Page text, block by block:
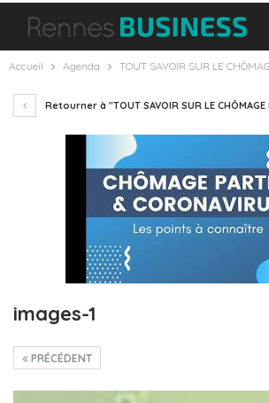
Accueil Agenda TOUT SAVOIR SUR LE
Retourner à "TOUT SAVOIR SUR LE CHÔMAGE
images-1
PRÉCÉDENT